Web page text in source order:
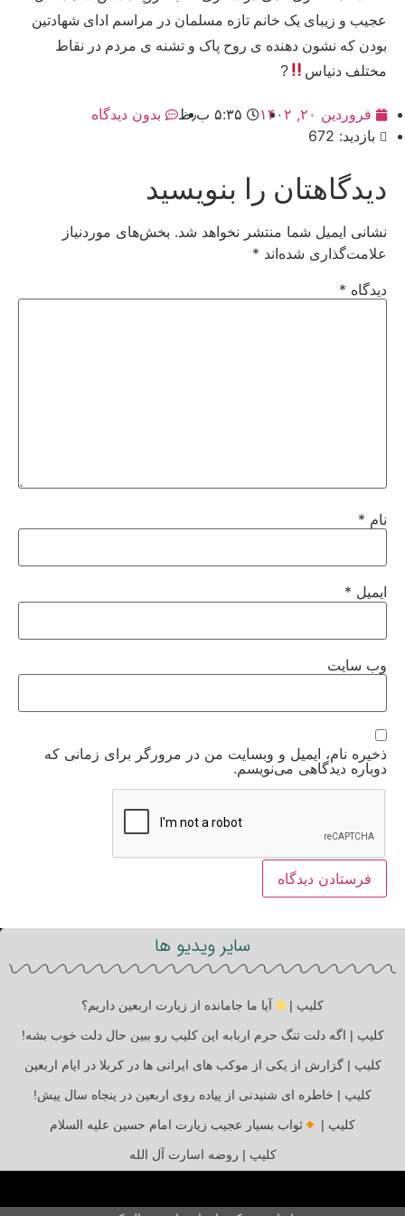
عجیب و زیبای یک خانم تازه مسلمان در مراسم ادای شهادتین
بودن که نشون دهنده ی روح پاک و تشنه ی مردم در نقاط
مختلف دنیاس
?
فروردین ۲۰, ۱۴۰۲ ۵:۳۵ ب٫ظ
بدون دیدگاه
بازدید: 672
دیدگاهتان را بنویسید
نشانی ایمیل شما منتشر نخواهد شد. بخش‌های موردنیاز
علامت‌گذاری شده‌اند *
دیدگاه *
نام *
ایمیل *
وب‌ سایت
ذخیره نام، ایمیل و وبسایت من در مرورگر برای زمانی که
دوباره دیدگاهی می‌نویسم.
سایر ویدیو ها
کلیپ | آیا ما جامانده از زیارت اربعین داریم؟
کلیپ | اگه دلت تنگ حرم اربابه این کلیپ رو ببین حال دلت خوب بشه!
کلیپ | گزارش از یکی از موکب های ایرانی ها در کربلا در ایام اربعین
کلیپ | خاطره ای شنیدنی از پیاده روی اربعین در پنجاه سال پیش!
کلیپ | ثواب بسیار عجیب زیارت امام حسین علیه السلام
کلیپ | روضه اسارت آل الله